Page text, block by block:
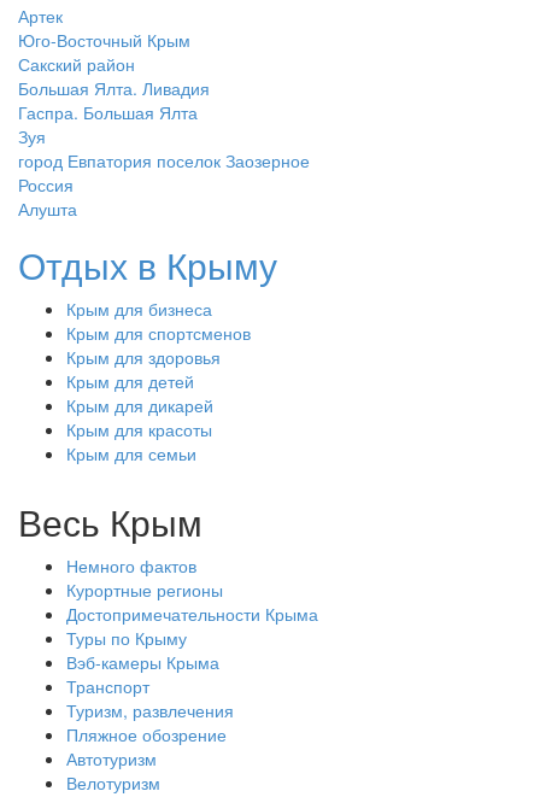
Артек
Юго-Восточный Крым
Сакский район
Большая Ялта. Ливадия
Гаспра. Большая Ялта
Зуя
город Евпатория поселок Заозерное
Россия
Алушта
Отдых в Крыму
Крым для бизнеса
Крым для спортсменов
Крым для здоровья
Крым для детей
Крым для дикарей
Крым для красоты
Крым для семьи
Весь Крым
Немного фактов
Курортные регионы
Достопримечательности Крыма
Туры по Крыму
Вэб-камеры Крыма
Транспорт
Туризм, развлечения
Пляжное обозрение
Автотуризм
Велотуризм